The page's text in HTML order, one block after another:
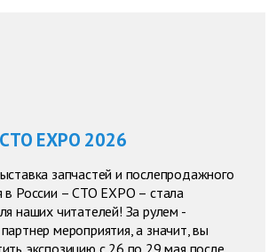
EXPO 2026
запчастей и послепродажного
в России – СТО EXPO – стала
наших читателей! За рулем -
мероприятия, а значит, вы